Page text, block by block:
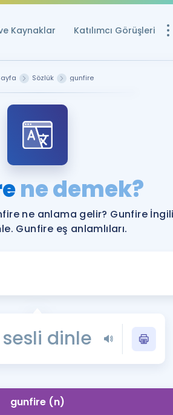
Kaynaklar Katılımcı Görüşleri
YDS ve YÖKDİL
Rehberlik Aracı
YDS ve YÖKDİL'e
Tüm ÖSYM
YDS - YÖKDİL
İngilizce Gramer
Sözlük gunfire
ne demek?
ne anlama gelir? Gunfire
Gunfire eş anlamlıları.
dinle
gunfire (n)